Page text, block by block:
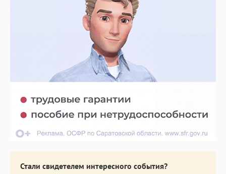
Стали свидетелем интересного события?